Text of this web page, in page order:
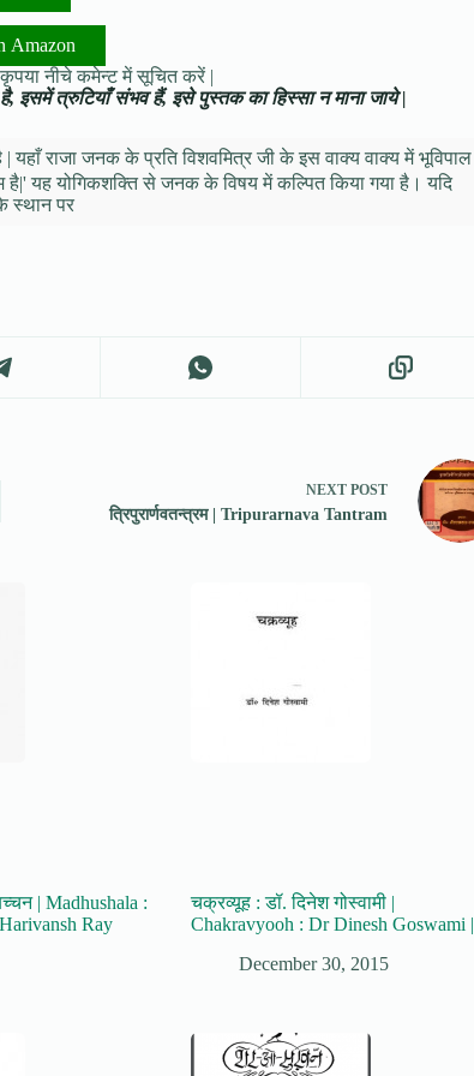
Amazon
नीचे कमेन्ट में सूचित करें |
है, इसमें त्रुटियाँ संभव हैं, इसे पुस्तक का हिस्सा न माना जाये |
राजा जनक के प्रति विशवमित्र जी के इस वाक्य वाक्य में भूविपाल
है|' यह योगिकशक्ति से जनक के विषय में कल्पित किया गया है। यदि
स्थान पर
NEXT POST
त्रिपुरार्णवतन्त्रम | Tripurarnava Tantram
| Madhushala :
Ray
चक्रव्यूह : डॉ. दिनेश गोस्वामी |
Chakravyooh : Dr Dinesh Goswami |
December 30, 2015